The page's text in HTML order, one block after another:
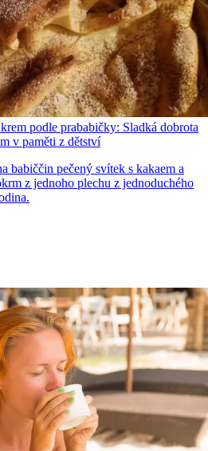
podle prababičky: Sladká dobrota
v paměti z dětství
babiččin pečený svítek s kakaem a
z jednoho plechu z jednoduchého